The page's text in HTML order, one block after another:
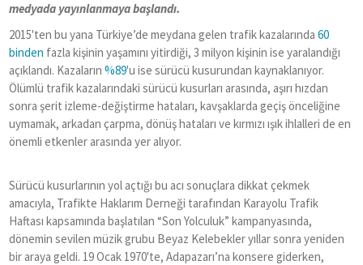
medyada yayınlanmaya başlandı.
2015'ten bu yana Türkiye’de meydana gelen trafik kazalarında60
binden fazla kişinin yaşamını yitirdiği, 3 milyon kişinin ise yaralandığı
açıklandı. Kazaların %89'u ise sürücü kusurundan kaynaklanıyor.
Ölümlü trafik kazalarındaki sürücü kusurları arasında, aşırı hızdan
sonra şerit izleme-değiştirme hataları, kavşaklarda geçiş önceliğine
uymamak, arkadan çarpma, dönüş hataları ve kırmızı ışık ihlalleri de en
önemli etkenler arasında yer alıyor.
Sürücü kusurlarının yol açtığı bu acı sonuçlara dikkat çekmek
amacıyla, Trafikte Haklarım Derneği tarafından Karayolu Trafik
Haftası kapsamında başlatılan“Son Yolculuk” kampanyasında,
dönemin sevilen müzik grubu Beyaz Kelebekler yıllar sonra yeniden
bir araya geldi. 19 Ocak 1970'te, Adapazarı’na konsere giderken,